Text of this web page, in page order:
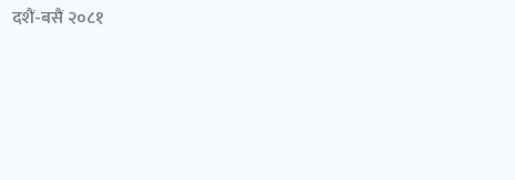
दशैं-बसैं २०८१